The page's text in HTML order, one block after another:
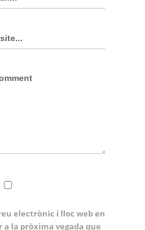
electrònic i lloc web en
la pròxima vegada que